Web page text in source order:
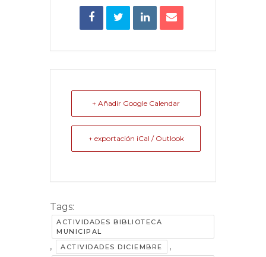
+ Añadir Google Calendar
+ exportación iCal / Outlook
Tags:
ACTIVIDADES BIBLIOTECA
MUNICIPAL
, ACTIVIDADES DICIEMBRE ,